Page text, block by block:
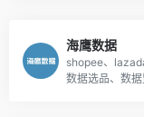
海鹰数据
shopee、
数据选品、数据